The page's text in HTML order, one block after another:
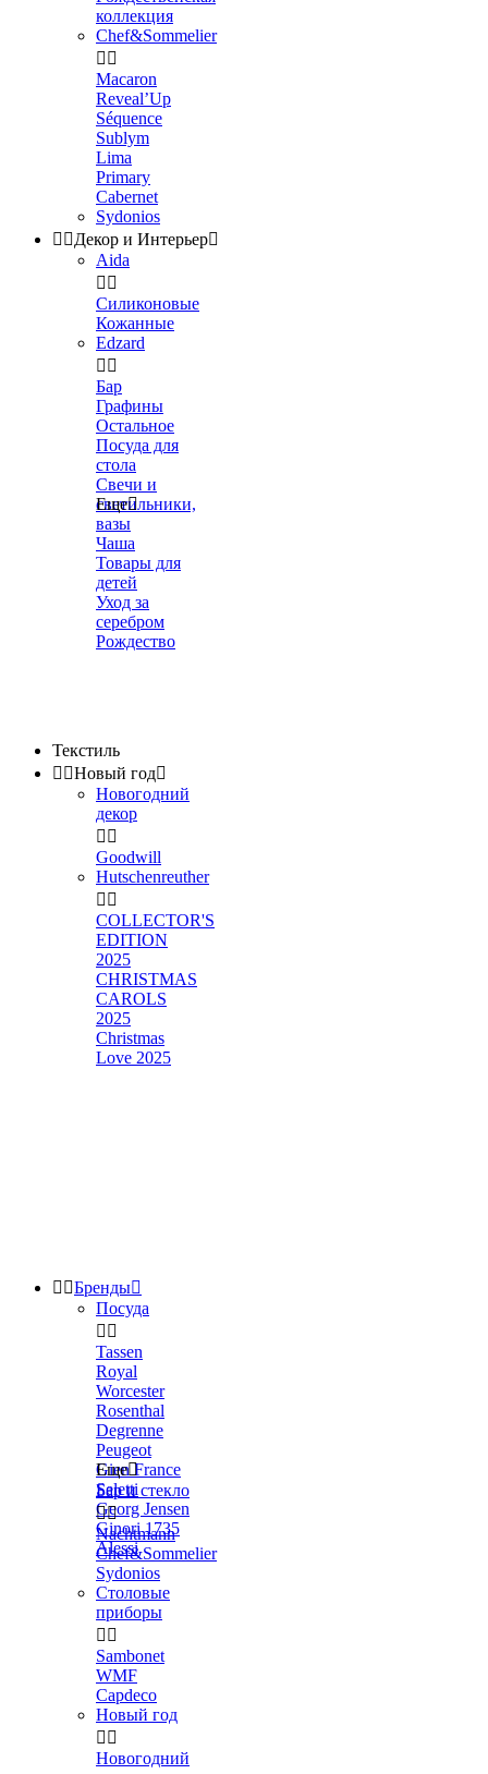
коллекция
Chef&Sommelier
 
Macaron
Reveal’Up
Séquence
Sublym
Lima
Primary
Cabernet
Sydonios
 Декор и Интерьер
Aida
 
Силиконовые
Кожанные
Edzard
 
Бар
Графины
Остальное
Посуда для
стола
Свечи и
светильники,
вазы
Чаша
Товары для
детей
Уход за
серебром
Рождество
Еще
Текстиль
 Новый год
Новогодний
декор
 
Goodwill
Hutschenreuther
 
COLLECTOR'S
EDITION
2025
CHRISTMAS
CAROLS
2025
Christmas
Love 2025
 Бренды
Посуда
 
Tassen
Royal
Worcester
Rosenthal
Degrenne
Peugeot
Gien France
Seletti
Georg Jensen
Ginori 1735
Alessi
Еще
Бар и стекло

Nachtmann
Chef&Sommelier
Sydonios
Столовые
приборы
 
Sambonet
WMF
Capdeco
Новый год
 
Новогодний